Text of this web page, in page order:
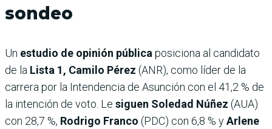
sondeo
Un estudio de opinión pública posiciona al candidato
de la Lista 1, Camilo Pérez (ANR), como líder de la
carrera por la Intendencia de Asunción con el 41,2 % de
la intención de voto. Le siguen Soledad Núñez (AUA)
con 28,7 %, Rodrigo Franco (PDC) con 6,8 % yArlene